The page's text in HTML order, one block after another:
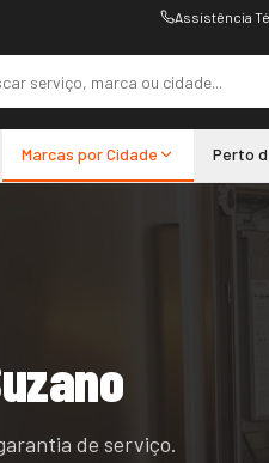
Assistência
Marcas por Cidade Perto
de serviço.